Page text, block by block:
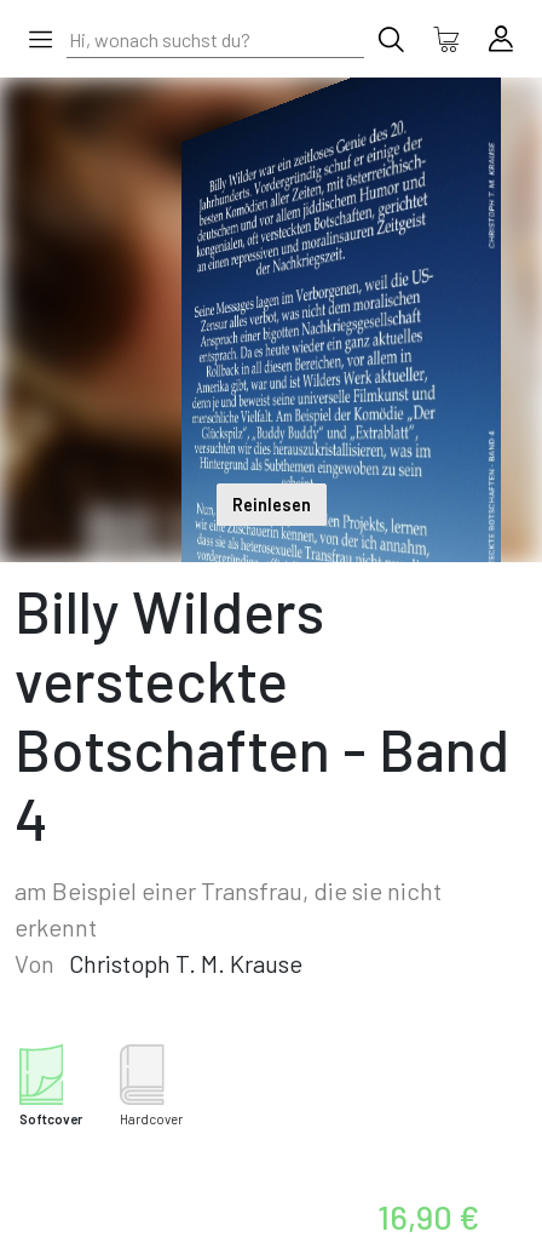
Reinlesen
Billy Wilders
versteckte
Botschaften - Band
4
am Beispiel einer Transfrau, die sie nicht
erkennt
Von
Christoph T. M. Krause
Softcover Hardcover
16,90 €